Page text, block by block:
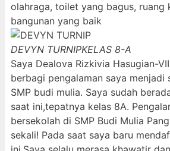
olahraga, toilet yang bagus, ruang
bangunan yang baik
DEVYN TURNIPKELAS 8-A
Saya Dealova Rizkivia Hasugian-
berbagi pengalaman saya menjadi
SMP budi mulia. Saya sudah
saat ini,tepatnya kelas 8A.
bersekolah di SMP Budi Mulia
sekali! Pada saat saya baru